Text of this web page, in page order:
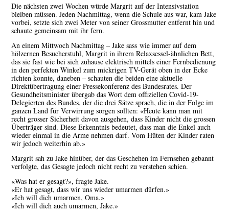
Die nächsten zwei Wochen würde Margrit auf der Intensivstation
bleiben müssen. Jeden Nachmittag, wenn die Schule aus war, kam Jake
vorbei, setzte sich zwei Meter von seiner Grossmutter entfernt hin und
schaute gemeinsam mit ihr fern.
An einem Mittwoch Nachmittag – Jake sass wie immer auf dem
hölzernen Besucherstuhl, Margrit in ihrem Relaxsessel-ähnlichen Bett,
das sie fast wie bei sich zuhause elektrisch mittels einer Fernbedienung
in den perfekten Winkel zum mickrigen TV-Gerät oben in der Ecke
richten konnte, daneben – schauten die beiden eine aktuelle
Direktübertragung einer Pressekonferenz des Bundesrates. Der
Gesundheitsminister übergab das Wort dem offiziellen Covid-19-
Delegierten des Bundes, der die drei Sätze sprach, die in der Folge im
ganzen Land für Verwirrung sorgen sollten: «Heute kann man mit
recht grosser Sicherheit davon ausgehen, dass Kinder nicht die grossen
Überträger sind. Diese Erkenntnis bedeutet, dass man die Enkel auch
wieder einmal in die Arme nehmen darf. Vom Hüten der Kinder raten
wir jedoch weiterhin ab.»
Margrit sah zu Jake hinüber, der das Geschehen im Fernsehen gebannt
verfolgte, das Gesagte jedoch nicht recht zu verstehen schien.
«Was hat er gesagt?», fragte Jake.
«Er hat gesagt, dass wir uns wieder umarmen dürfen.»
«Ich will dich umarmen, Oma.»
«Ich will dich auch umarmen, Jake.»